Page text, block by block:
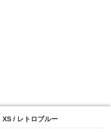
/ レトロブルー
/ レトロブルー